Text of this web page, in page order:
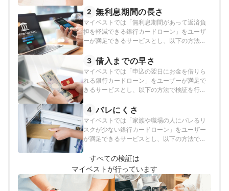
証を行っています。
2 無利息期間の長さ
マイベストでは「無利息期間があって返済負
担を軽減できる銀行カードローン」をユーザ
ーが満足できるサービスとし、以下の方法で
報をもとに検証を行っています。
3 借入までの早さ
マイベストでは「申込の翌日にお金を借りら
れる銀行カードローン」をユーザーが満足で
きるサービスとし、以下の方法で検証を行い
検証を行っています。
4 バレにくさ
マイベストでは「家族や職場の人にバレるリ
スクが少ない銀行カードローン」をユーザー
が満足できるサービスとし、以下の方法で検
をもとに検証を行っています。
すべての検証は
マイベストが行っています